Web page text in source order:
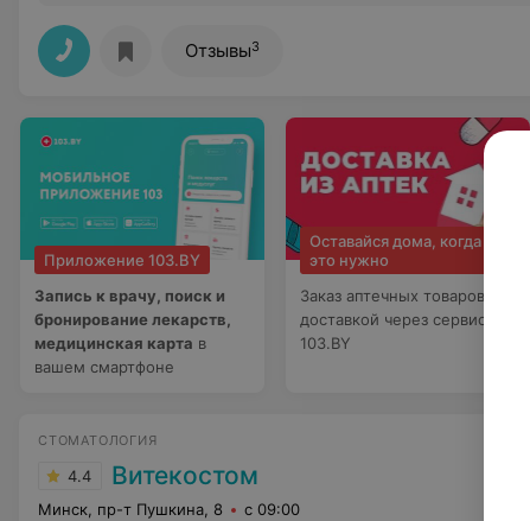
Отзывы3
Приложение 103.BY
Запись к врачу, поиск и
бронирование лекарств,
медицинская карта в
вашем смартфоне
Оставайся дома, когда
это нужно
Заказ аптечных товаров с
доставкой через сервис
103.BY
СТОМАТОЛОГИЯ
4.4 Витекостом
Минск, пр-т Пушкина, 8 с 09:00